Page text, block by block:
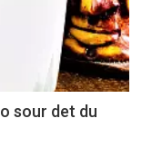
sour det du